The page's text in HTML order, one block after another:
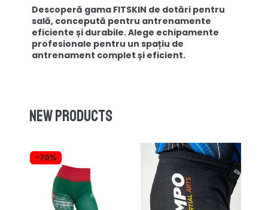
Descoperă gama FITSKIN de dotări pentru
sală, concepută pentru antrenamente
eficiente și durabile. Alege echipamente
profesionale pentru un spațiu de
antrenament complet și eficient.
New products
-70%